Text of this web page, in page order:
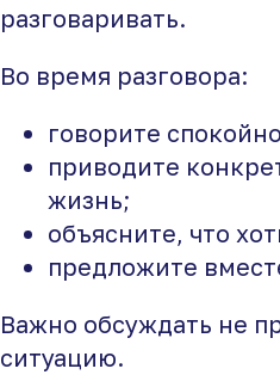
разговаривать.
Во время разговора:
говорите
приводите
жизнь;
объясните, что
предложите
Важно обсуждать не
ситуацию.